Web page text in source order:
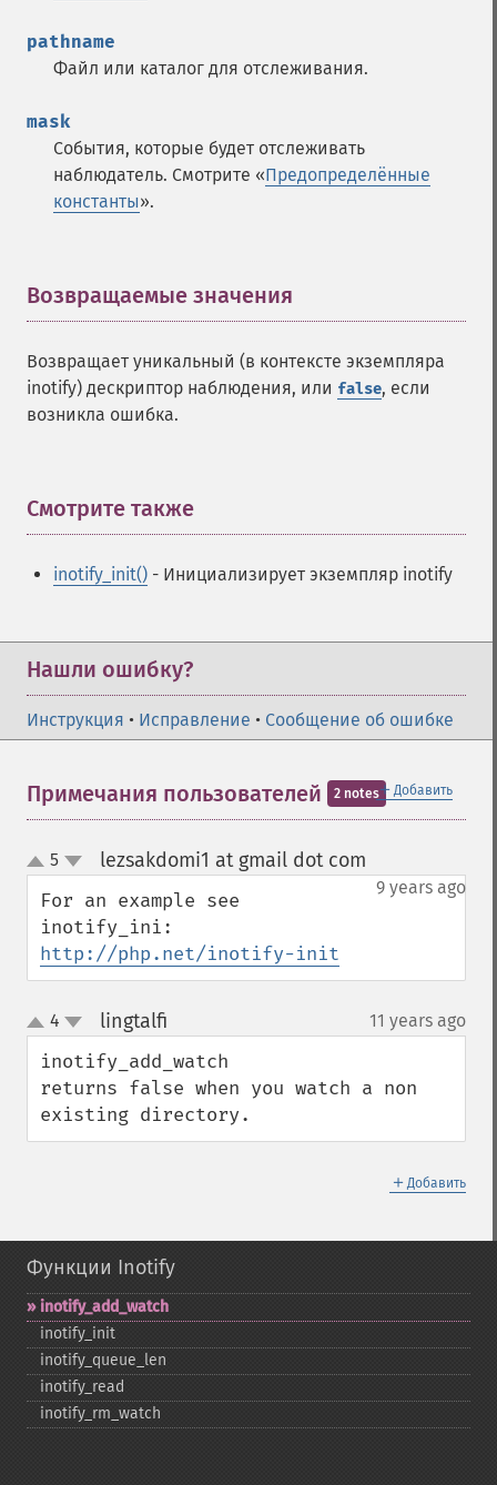
pathname
Файл или каталог для отслеживания.
mask
События, которые будет отслеживать
наблюдатель. Смотрите «Предопределённые
константы».
Возвращаемые значения
Возвращает уникальный (в контексте экземпляра
inotify) дескриптор наблюдения, или false, если
возникла ошибка.
Смотрите также
inotify_init() - Инициализирует экземпляр inotify
Нашли ошибку?
Инструкция • Исправление • Сообщение об ошибке
＋ Добавить
Примечания пользователей 2 notes
up
down
5 lezsakdomi1 at gmail dot com
9 years ago
For an example see
http://php.net/inotify-init
up
down
4 lingtalfi 11 years ago
inotify_add_watch
returns false when you watch a non
existing directory.
＋ Добавить
Функции Inotify
inotify_​add_​watch
inotify_​init
inotify_​queue_​len
inotify_​read
inotify_​rm_​watch